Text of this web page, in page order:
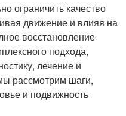
ограничить качество
движение и влияя на
восстановление
подхода,
лечение и
рассмотрим шаги,
и подвижность